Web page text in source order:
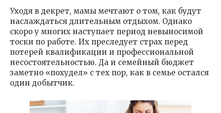
Уходя в декрет, мамы мечтают о том, как будут
наслаждаться длительным отдыхом. Однако
скоро у многих наступает период невыносимой
тоски по работе. Их преследует страх перед
потерей квалификации и профессиональной
несостоятельностью. Да и семейный бюджет
заметно «похудел» с тех пор, как в семье остался
один добытчик.